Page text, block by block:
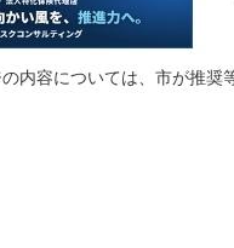
内容については、市が推奨